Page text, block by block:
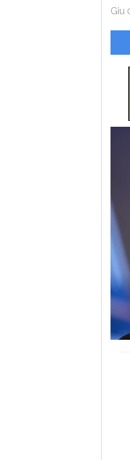
Giu